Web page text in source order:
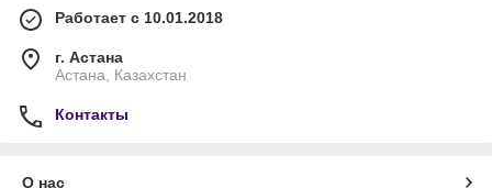
Работает с 10.01.2018
г. Астана
Астана, Казахстан
Контакты
О нас